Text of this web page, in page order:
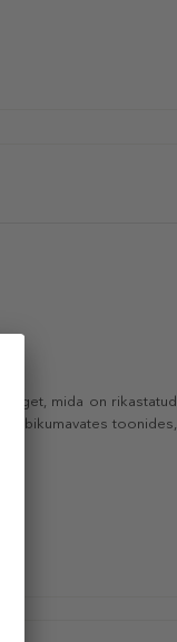
mida on rikastatud
läbikumavates toonides,